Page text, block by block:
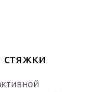
стяжки